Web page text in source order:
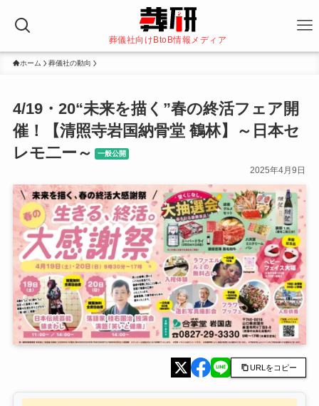
葬儀社向けBtoB情報メディア
ホーム 葬儀社の動向
4/19・20“未来を描く”春の終活フェア開
催！【清照寺岩国納骨堂 鶴林】～日本セ
レモ二ー～
一般公開
2025年4月9日
URLをコピー